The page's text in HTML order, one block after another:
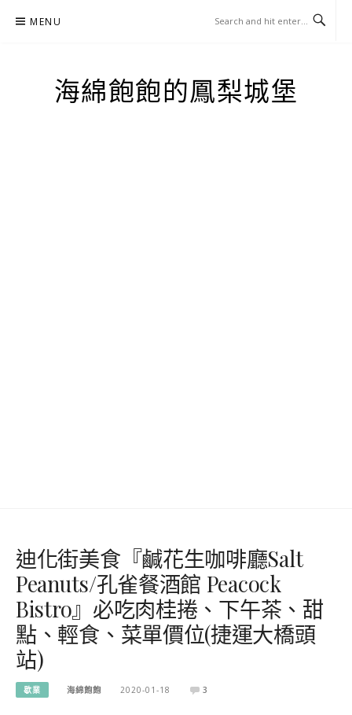
MENU
海綿飽飽的鳳梨城堡
迪化街美食『鹹花生咖啡廳Salt
Peanuts/孔雀餐酒館 Peacock
Bistro』必吃肉桂捲、下午茶、甜
點、輕食、菜單價位(捷運大橋頭
站)
歇業 海綿飽飽 2020-01-18 3